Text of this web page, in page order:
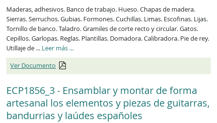
Maderas, adhesivos. Banco de trabajo. Hueso. Chapas de madera.
Sierras. Serruchos. Gubias. Formones. Cuchillas. Limas. Escofinas. Lijas.
Tornillo de banco. Taladro. Gramiles de corte recto y circular. Gatos.
Cepillos. Garlopas. Reglas. Plantillas. Domadora. Calibradora. Pie de rey.
Utillaje de ... Leer más ECP1855_3
...
Ver Documento
ECP1856_3 - Ensamblar y montar de forma
artesanal los elementos y piezas de guitarras,
bandurrias y laúdes españoles